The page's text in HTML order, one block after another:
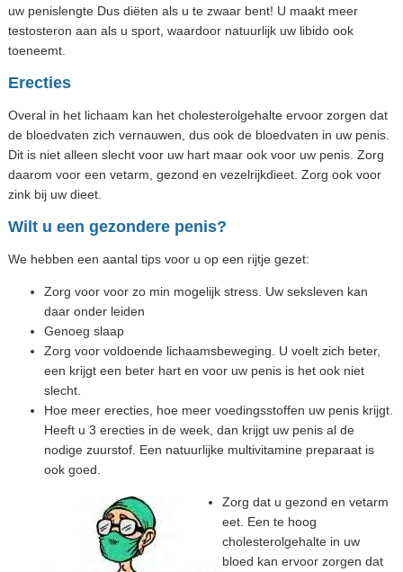
uw penislengte Dus diëten als u te zwaar bent! U maakt meer
testosteron aan als u sport, waardoor natuurlijk uw libido ook
toeneemt.
Erecties
Overal in het lichaam kan het cholesterolgehalte ervoor zorgen dat
de bloedvaten zich vernauwen, dus ook de bloedvaten in uw penis.
Dit is niet alleen slecht voor uw hart maar ook voor uw penis. Zorg
daarom voor een vetarm, gezond en vezelrijkdieet. Zorg ook voor
zink bij uw dieet.
Wilt u een gezondere penis?
We hebben een aantal tips voor u op een rijtje gezet:
Zorg voor voor zo min mogelijk stress. Uw seksleven kan
daar onder leiden
Genoeg slaap
Zorg voor voldoende lichaamsbeweging. U voelt zich beter,
een krijgt een beter hart en voor uw penis is het ook niet
slecht.
Hoe meer erecties, hoe meer voedingsstoffen uw penis krijgt.
Heeft u 3 erecties in de week, dan krijgt uw penis al de
nodige zuurstof. Een natuurlijke multivitamine preparaat is
ook goed.
Zorg dat u gezond en vetarm
eet. Een te hoog
cholesterolgehalte in uw
bloed kan ervoor zorgen dat